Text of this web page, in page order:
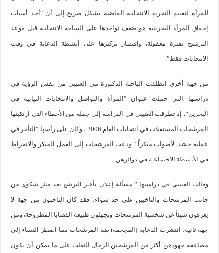
للمرأة لتقييم التجربة الانتخابية الماضية بشكل صريح إلى أن “أحد أسباب
إخفاق المرأة البحرينية هو ضعف تواجدها على الساحة الانتخابية قبل موعد
الترشيح بفترة معقولة، واقتصار تركيزها على أنشطة الدعاية في وقت
الانتخابات فقط”.
من جهة أخرى انطلقت الباحثة الدكتورة مي العتيبي من نفس الرؤية في
دراستها التي حملت عنوان ”المرأة والتواصل والانتخابات النيابية في
البحرين”. إذ تطرقت العتيبي في الدراسة إلى جملة من الأخطاء التي ارتكبتها
المرشحات المستقلات في انتخابات العام 2006 ، وكان على رأسها “التأخر في
عملية حشد الأصوات مبكراً”. ودعت المرشحات إلى العمل المبكر والانخراط
في الأنشطة الاجتماعية في دوائرهن.
وقالت العتيبي في دراستها ” مسألة إعلان تأخير الترشح يعد مثار شكوى من
جانب المرشحات والناخبين على حد سواء، فقد كان الناخبون من جهة لا
يعرفون شيئاً عن شخصية المرشحات ويجهلون طبيعة القضايا المطروحة، ومن
جهة ثانية، انتشرت الدعاية (المجحفة) ضد المرشحات مما اضطر النساء إلى
مضاعفة جهودهن أكثر من المرشحين الرجال للتغلب على ما يمكن أن يكون